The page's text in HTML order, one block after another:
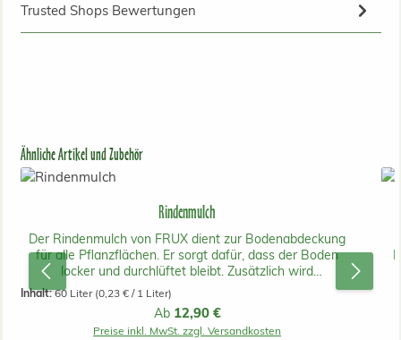
Trusted Shops Bewertungen
Produktgalerie überspringen
Ähnliche Artikel und Zubehör
Rindenmulch
Der Rindenmulch von FRUX dient zur Bodenabdeckung
für alle Pflanzflächen. Er sorgt dafür, dass der Boden
locker und durchlüftet bleibt. Zusätzlich wird
Unkrautwuchs gehemmt. Die Teilchen sind bei der
feinkörnigen 0-15mm groß. Ein Sack reicht für bis zu 1.6
m2.
Inhalt:60 Liter (0,23 € / 1 Liter)
Regulärer Preis:
Ab 12,90 €
Preise inkl. MwSt. zzgl. Versandkosten